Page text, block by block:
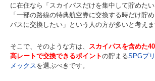
に在住なら「スカイパスだけを集中して貯めたい
「一部の路線の特典航空券に交換する時だけ貯
パスに交換したい」という人の方が多いと考えま
そこで、そのような方は、
スカイパスを含めた
高レートで交換できるポイントの貯まるSPGプ
メックス を選ぶべきです。